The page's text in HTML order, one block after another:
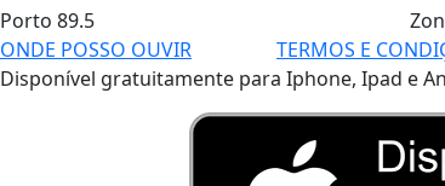
Porto 89.5
ONDE POSSO OUVIR
TERMOS E
Disponível gratuitamente para Iphone, Ipad e